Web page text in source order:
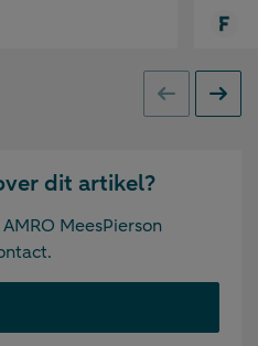
Vorige
dit artikel?
MeesPierson